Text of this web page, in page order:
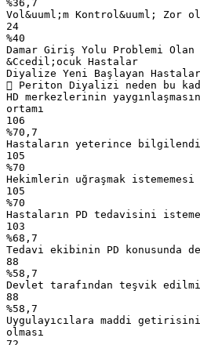
%36,7
Vol&uuml;m Kontrol&uuml; Zor
24
%40
Damar Giriş Yolu Problemi
&Ccedil;ocuk Hastalar
Diyalize Yeni Başlayan Hastalar
 Periton Diyalizi neden bu
HD merkezlerinin
ortamı
106
%70,7
Hastaların yeterince
105
%70
Hekimlerin uğraşmak istememesi
105
%70
Hastaların PD tedavisini
103
%68,7
Tedavi ekibinin PD konusunda
88
%58,7
Devlet tarafından teşvik
88
%58,7
Uygulayıcılara maddi
olması